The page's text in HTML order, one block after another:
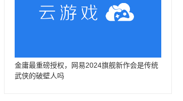
金庸最重磅授权，网易2024旗舰新作会是传统
武侠的破壁人吗